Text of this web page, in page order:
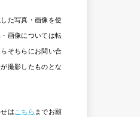
た写真・画像を使
画像については転
そちらにお問い合
撮影したものとな
はこちら までお願